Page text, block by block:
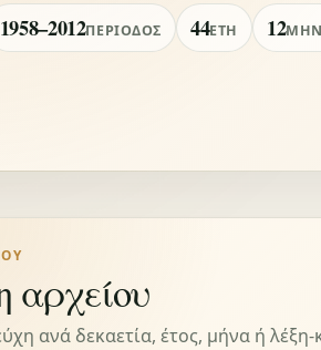
1958–2012ΠΕΡΊΟΔΟΣ 44ΈΤΗ 12
αρχείου
ανά δεκαετία, έτος, μήνα ή λέξη-